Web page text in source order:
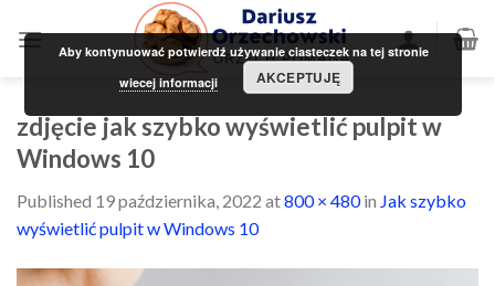
zdjęcie jak szybko wyświetlić pulpit w
Windows 10
Published 19 października, 2022 at800 × 480in Jak szybko
wyświetlić pulpit w Windows 10
Aby kontynuować potwierdź używanie ciasteczek na tej stronie
wiecej informacji
AKCEPTUJĘ